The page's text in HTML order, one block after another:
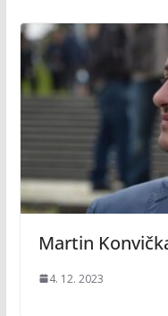
Martin
4. 12. 2023